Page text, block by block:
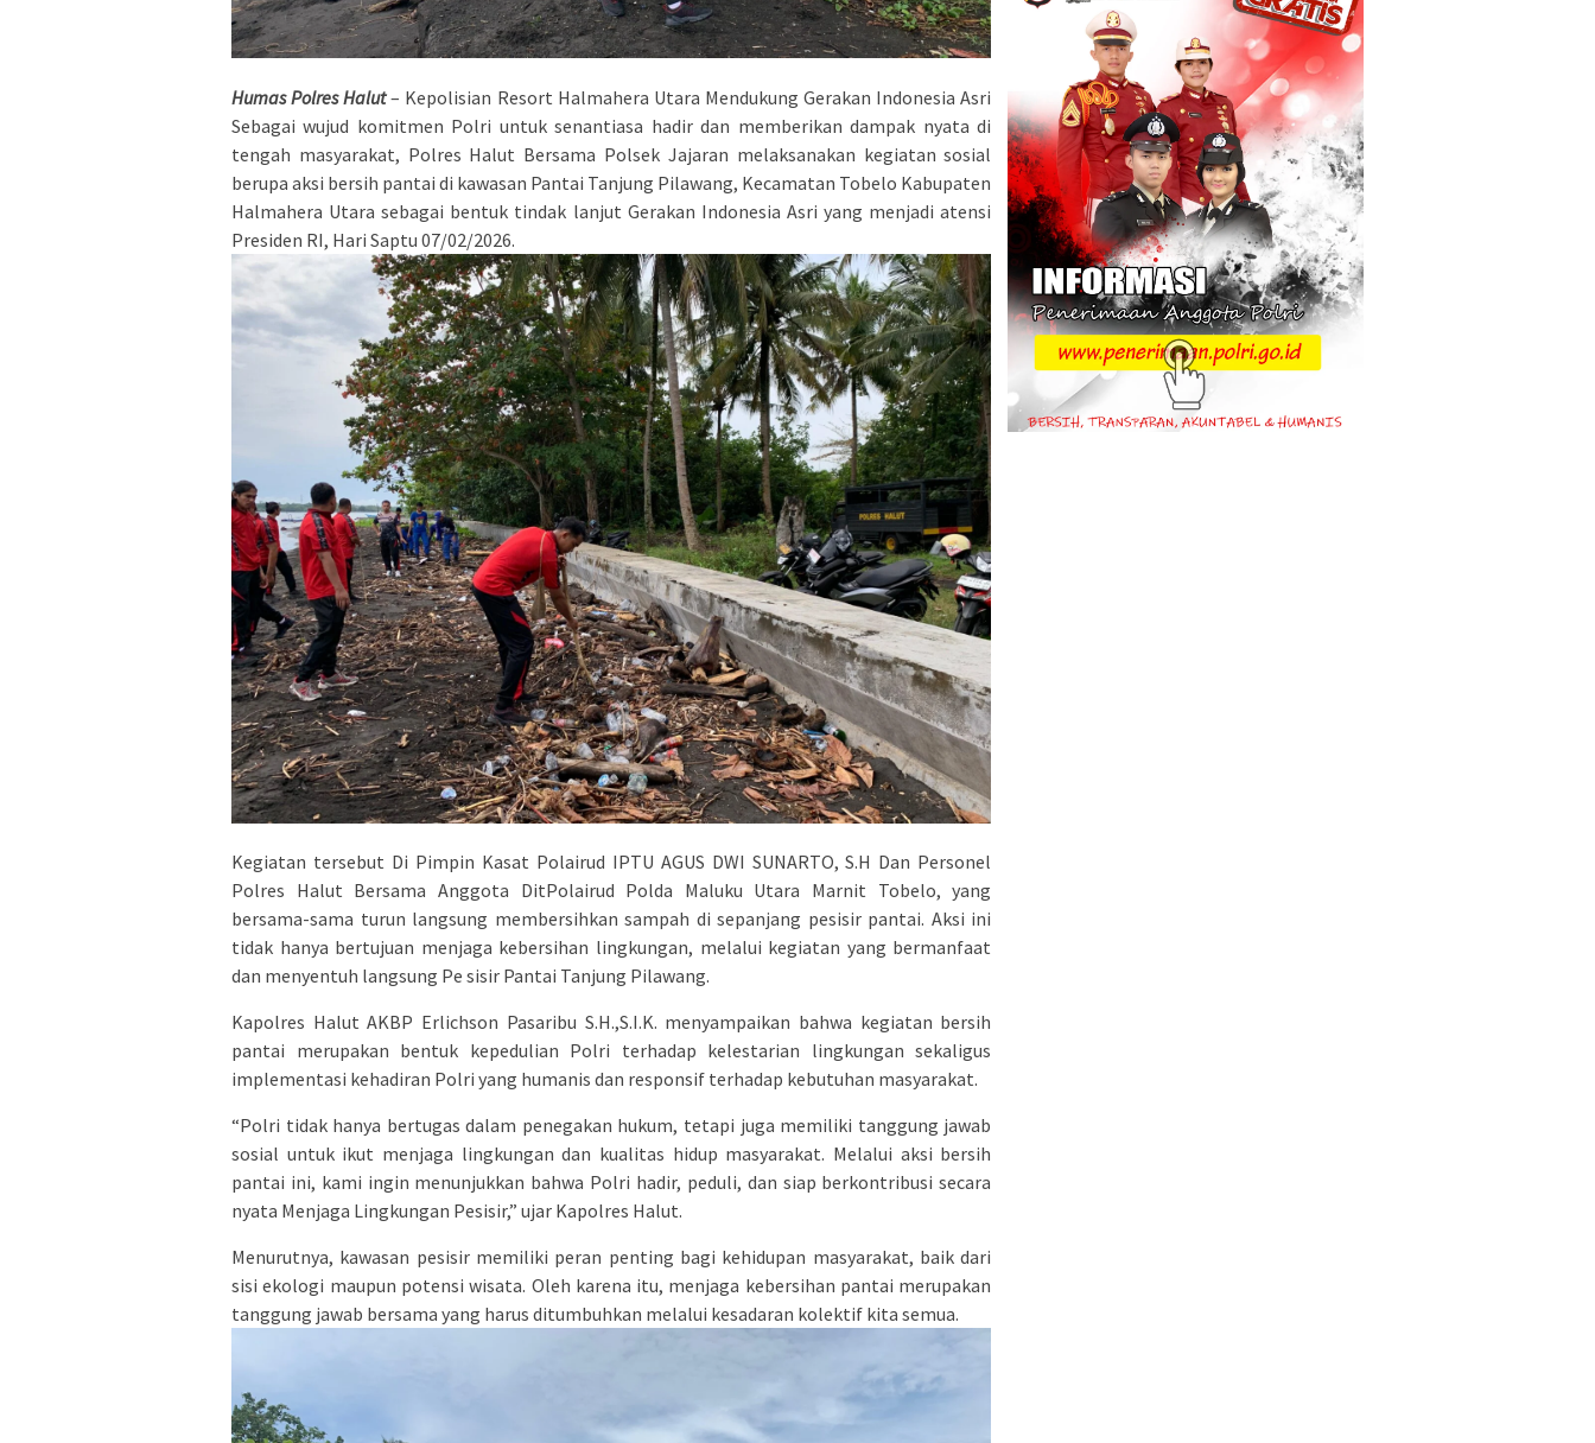
Humas Polres Halut– Kepolisian Resort Halmahera Utara Mendukung Gerakan Indonesia Asri
Sebagai wujud komitmen Polri untuk senantiasa hadir dan memberikan dampak nyata di
tengah masyarakat, Polres Halut Bersama Polsek Jajaran melaksanakan kegiatan sosial
berupa aksi bersih pantai di kawasan Pantai Tanjung Pilawang, Kecamatan Tobelo Kabupaten
Halmahera Utara sebagai bentuk tindak lanjut Gerakan Indonesia Asri yang menjadi atensi
Presiden RI, Hari Saptu 07/02/2026.
Kegiatan tersebut Di Pimpin Kasat Polairud IPTU AGUS DWI SUNARTO, S.H Dan Personel
Polres Halut Bersama Anggota DitPolairud Polda Maluku Utara Marnit Tobelo, yang
bersama-sama turun langsung membersihkan sampah di sepanjang pesisir pantai. Aksi ini
tidak hanya bertujuan menjaga kebersihan lingkungan, melalui kegiatan yang bermanfaat
dan menyentuh langsung Pe sisir Pantai Tanjung Pilawang.
Kapolres Halut AKBP Erlichson Pasaribu S.H.,S.I.K. menyampaikan bahwa kegiatan bersih
pantai merupakan bentuk kepedulian Polri terhadap kelestarian lingkungan sekaligus
implementasi kehadiran Polri yang humanis dan responsif terhadap kebutuhan masyarakat.
“Polri tidak hanya bertugas dalam penegakan hukum, tetapi juga memiliki tanggung jawab
sosial untuk ikut menjaga lingkungan dan kualitas hidup masyarakat. Melalui aksi bersih
pantai ini, kami ingin menunjukkan bahwa Polri hadir, peduli, dan siap berkontribusi secara
nyata Menjaga Lingkungan Pesisir,” ujar Kapolres Halut.
Menurutnya, kawasan pesisir memiliki peran penting bagi kehidupan masyarakat, baik dari
sisi ekologi maupun potensi wisata. Oleh karena itu, menjaga kebersihan pantai merupakan
tanggung jawab bersama yang harus ditumbuhkan melalui kesadaran kolektif kita semua.